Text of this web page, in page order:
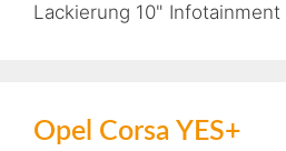
Lackierung 10"
Opel Corsa YES+